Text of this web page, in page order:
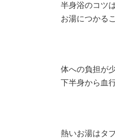
半身浴のコツ
お湯につかる
体への負担が
下半身から血
熱いお湯はタ